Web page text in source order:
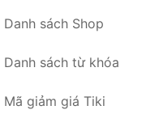
Danh sách Shop
Danh sách từ khóa
Mã giảm giá Tiki